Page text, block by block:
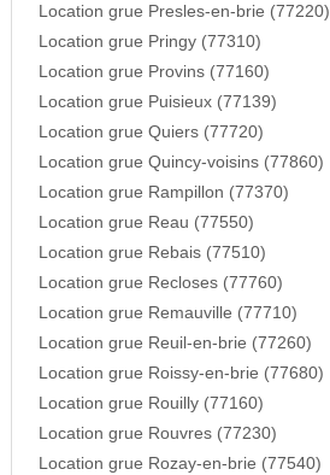
Location grue Presles-en-brie (77220)
Location grue Pringy (77310)
Location grue Provins (77160)
Location grue Puisieux (77139)
Location grue Quiers (77720)
Location grue Quincy-voisins (77860)
Location grue Rampillon (77370)
Location grue Reau (77550)
Location grue Rebais (77510)
Location grue Recloses (77760)
Location grue Remauville (77710)
Location grue Reuil-en-brie (77260)
Location grue Roissy-en-brie (77680)
Location grue Rouilly (77160)
Location grue Rouvres (77230)
Location grue Rozay-en-brie (77540)